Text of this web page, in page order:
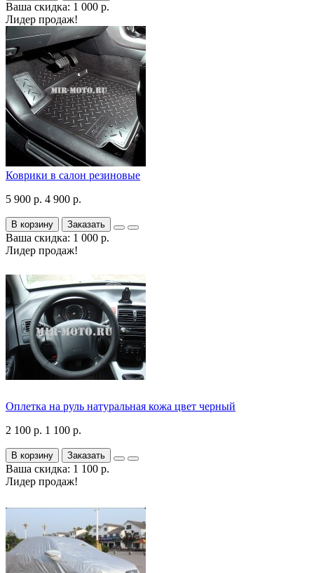
Ваша скидка: 1 000 р.
Лидер продаж!
Коврики в салон резиновые
5 900 р. 4 900 р.
В корзину Заказать
Ваша скидка: 1 000 р.
Лидер продаж!
Оплетка на руль натуральная кожа цвет черный
2 100 р. 1 100 р.
В корзину Заказать
Ваша скидка: 1 100 р.
Лидер продаж!